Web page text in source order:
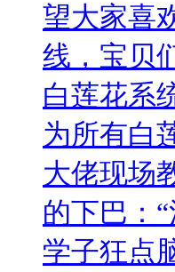
望大家喜
线，宝贝
白莲花系
为所有白
大佬现场
的下巴：
学子狂点